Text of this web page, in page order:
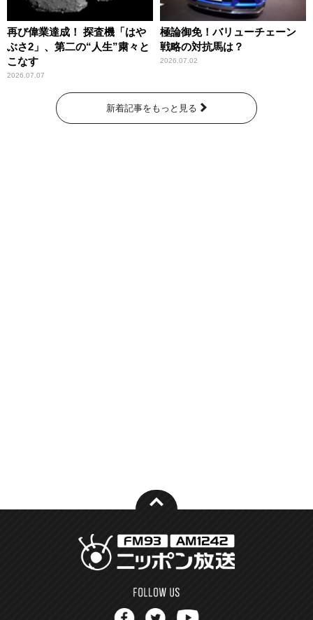
再び偉業達成！ 探査機「はや
ぶさ2」、第二の“人生”粛々と
こなす
2026.07.07
極論御免！バリューチェーン
戦略の対抗馬は？
2026.07.02
新着記事をもっと見る